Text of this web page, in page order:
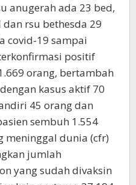
anugerah ada 23 bed,
rsu bethesda 29
covid-19 sampai
positif
orang, bertambah
kasus aktif 70
45 orang dan
sembuh 1.554
meninggal dunia (cfr)
jumlah
yang sudah divaksin